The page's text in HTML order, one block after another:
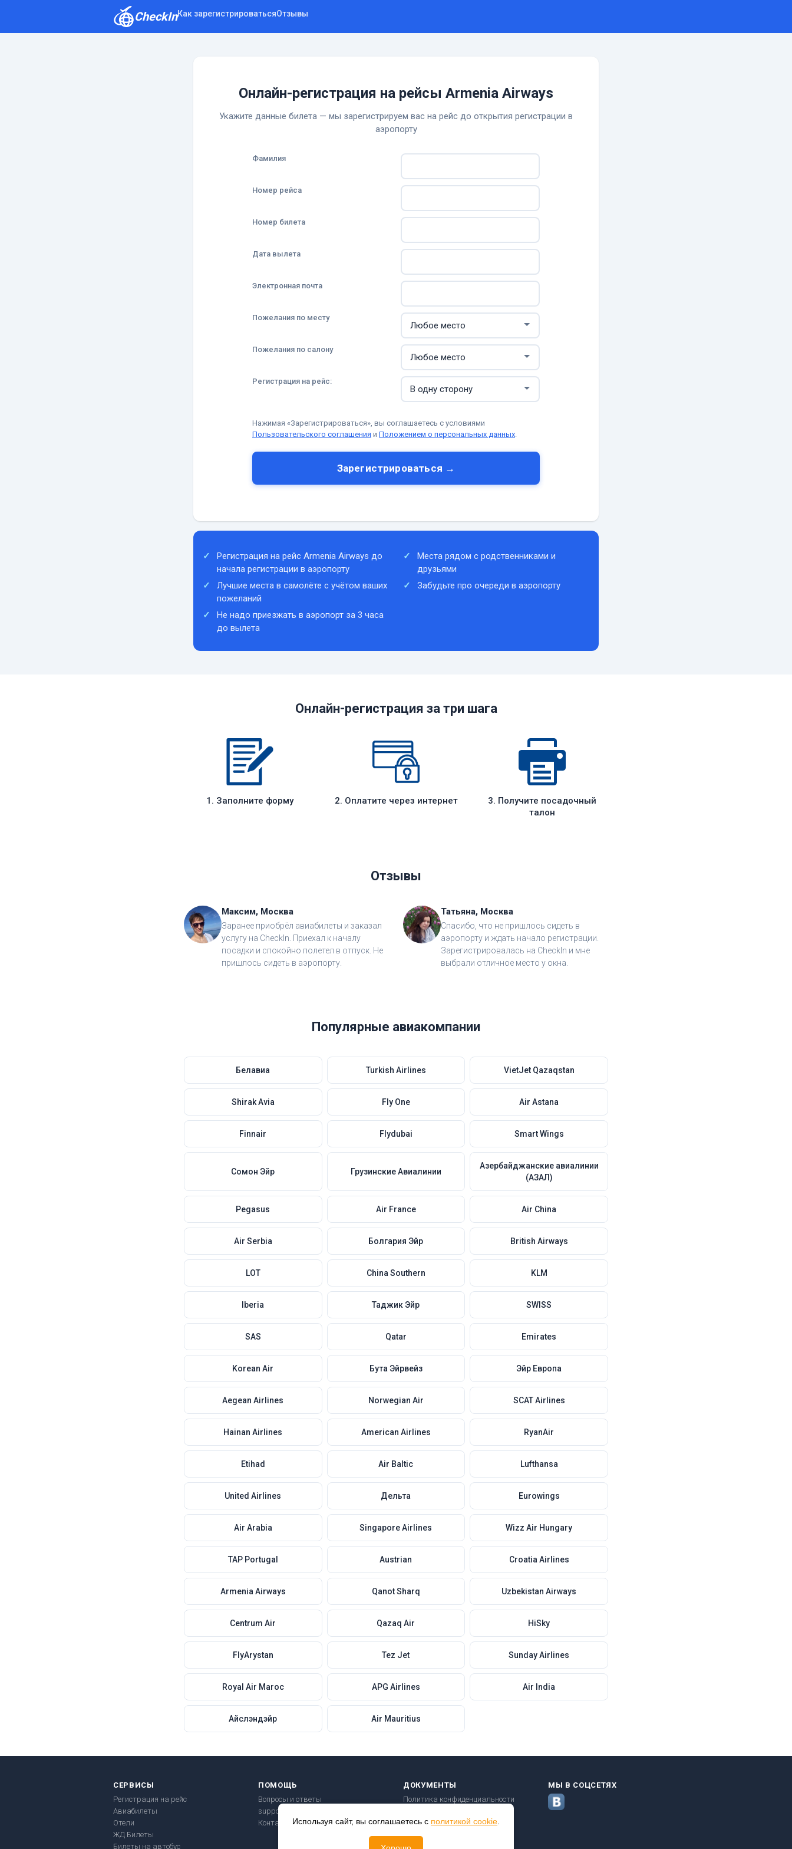
CheckInКак зарегистрироватьсяОтзывы
Онлайн-регистрация на рейсы Armenia Airways
Укажите данные билета — мы зарегистрируем вас на рейс до открытия регистрации в
аэропорту
Фамилия
Номер рейса
Номер билета
Дата вылета
Электронная почта
Пожелания по месту
Пожелания по салону
Регистрация на рейс:
Нажимая «Зарегистрироваться», вы соглашаетесь с условиями
Пользовательского соглашения и Положением о персональных данных.
Зарегистрироваться →
Регистрация на рейс Armenia Airways до
начала регистрации в аэропорту
Места рядом с родственниками и
друзьями
Лучшие места в самолёте с учётом ваших
пожеланий
Забудьте про очереди в аэропорту
Не надо приезжать в аэропорт за 3 часа
до вылета
Онлайн-регистрация за три шага
1. Заполните форму 2. Оплатите через интернет
3. Получите посадочный
талон
Отзывы
Максим, Москва
Заранее приобрёл авиабилеты и заказал
услугу на CheckIn. Приехал к началу
посадки и спокойно полетел в отпуск. Не
пришлось сидеть в аэропорту.
Татьяна, Москва
Спасибо, что не пришлось сидеть в
аэропорту и ждать начало регистрации.
Зарегистрировалась на CheckIn и мне
выбрали отличное место у окна.
Популярные авиакомпании
Белавиа Turkish Airlines VietJet Qazaqstan
Shirak Avia Fly One Air Astana
Finnair Flydubai Smart Wings
Сомон Эйр Грузинские Авиалинии
Азербайджанские авиалинии
(АЗАЛ)
Pegasus Air France Air China
Air Serbia Болгария Эйр British Airways
LOT China Southern KLM
Iberia Таджик Эйр SWISS
SAS Qatar Emirates
Korean Air Бута Эйрвейз Эйр Европа
Aegean Airlines Norwegian Air SCAT Airlines
Hainan Airlines American Airlines RyanAir
Etihad Air Baltic Lufthansa
United Airlines Дельта Eurowings
Air Arabia Singapore Airlines Wizz Air Hungary
TAP Portugal Austrian Croatia Airlines
Armenia Airways Qanot Sharq Uzbekistan Airways
Centrum Air Qazaq Air HiSky
FlyArystan Tez Jet Sunday Airlines
Royal Air Maroc APG Airlines Air India
Айслэндэйр Air Mauritius
СЕРВИСЫ
Регистрация на рейс
Авиабилеты
Отели
ЖД Билеты
Билеты на автобус
ПОМОЩЬ
Вопросы и ответы
support@checkin24.ru
Контакты
ДОКУМЕНТЫ
Политика конфиденциальности
Правила перевозки
Безопасность платежей
МЫ В СОЦСЕТЯХ
Используя сайт, вы соглашаетесь с политикой cookie